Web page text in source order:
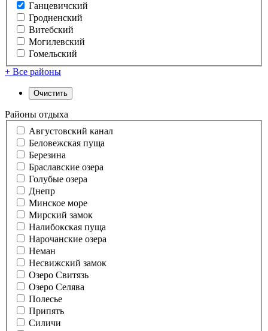
Ганцевичский
Гродненский
Витебский
Могилевский
Гомельский
+ Все районы
Районы отдыха
Августовский канал
Беловежская пуща
Березина
Браславские озера
Голубые озера
Днепр
Минское море
Мирский замок
Налибокская пуща
Нарочанские озера
Неман
Несвижский замок
Озеро Свитязь
Озеро Селява
Полесье
Припять
Силичи